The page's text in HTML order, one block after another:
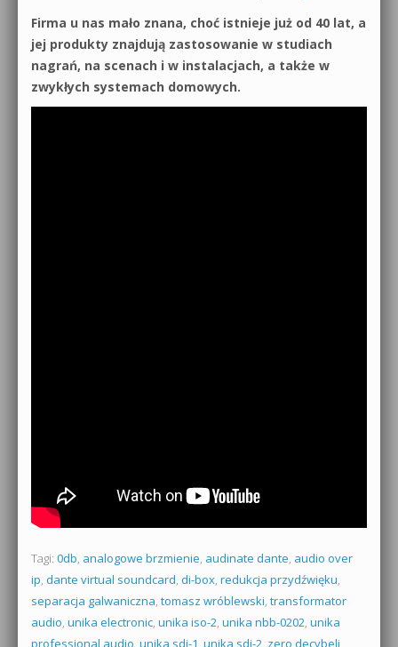
Firma u nas mało znana, choć istnieje już od 40 lat, a
jej produkty znajdują zastosowanie w studiach
nagrań, na scenach i w instalacjach, a także w
zwykłych systemach domowych.
Tagi: 0db, analogowe brzmienie, audinate dante, audio over
ip, dante virtual soundcard, di-box, redukcja przydźwięku,
separacja galwaniczna, tomasz wróblewski, transformator
audio, unika electronic, unika iso-2, unika nbb-0202, unika
professional audio, unika sdi-1, unika sdi-2, zero decybeli